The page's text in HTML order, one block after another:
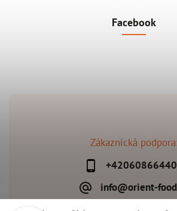
Zákaznická
info@orient-
Facebook